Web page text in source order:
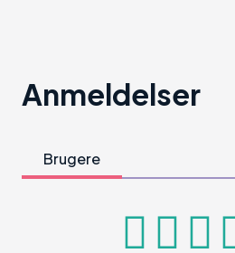
Anmeldelser
Brugere